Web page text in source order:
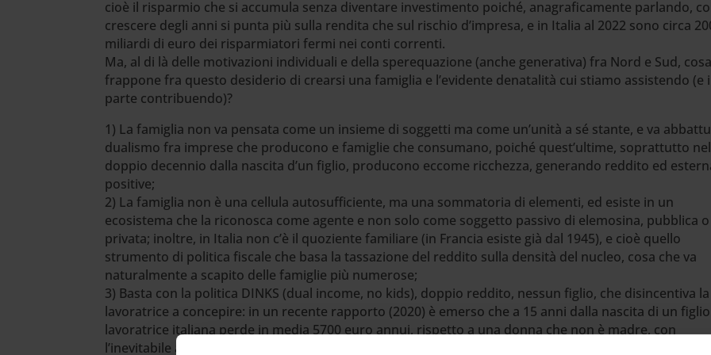
cioè il risparmio che si accumula senza diventare investimento poiché, anagraficamente parlando,
crescere degli anni si punta più sulla rendita che sul rischio d’impresa, e in Italia al 2022 sono circa
miliardi di euro dei risparmiatori fermi nei conti correnti.
Ma, al di là delle motivazioni individuali e della sperequazione (anche generativa) fra Nord e Sud,
frappone fra questo desiderio di crearsi una famiglia e l’evidente denatalità cui stiamo assistendo (e
parte contribuendo)?
1) La famiglia non va pensata come un insieme di soggetti ma come un’unità a sé stante, e va
dualismo fra imprese che producono e famiglie che consumano, poiché quest’ultime, soprattutto nel
doppio decennio dalla nascita d’un figlio, producono eccome ricchezza, generando reddito ed
positive;
2) La famiglia non è una cellula autosufficiente, ma una sommatoria di elementi, ed esiste in un
ecosistema che la riconosca come agente e non solo come soggetto passivo di elemosina, pubblica o
privata; inoltre, in Italia non c’è il quoziente familiare (in Francia esiste già dal 1945), e cioè quello
strumento di politica fiscale che basa la tassazione del reddito sulla densità del nucleo, cosa che va
naturalmente a scapito delle famiglie più numerose;
3) Basta con la politica DINKS (dual income, no kids), doppio reddito, nessun figlio, che disincentiva la
lavoratrice a concepire: in un recente rapporto (2020) è emerso che a 15 anni dalla nascita di un
lavoratrice italiana perde in media 5700 euro annui, rispetto a una donna che non è madre, con
l’inevitabile affermazione del part time o della rinuncia (definita «child penality», o tassa sul figlio);